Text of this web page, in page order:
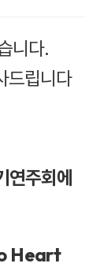
니다.
드립니다
연주회에
Heart